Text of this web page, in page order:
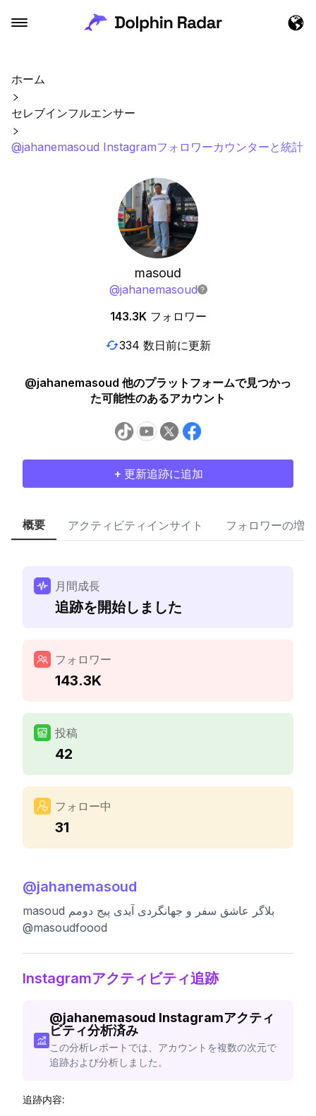
ホーム
セレブインフルエンサー
@jahanemasoud Instagramフォロワーカウンターと統計
masoud
@jahanemasoud
143.3K フォロワー
334 数日前に更新
@jahanemasoud 他のプラットフォームで見つかっ
た可能性のあるアカウント
+ 更新追跡に追加
概要 アクティビティインサイト フォロワーの増加
月間成長
追跡を開始しました
フォロワー
143.3K
投稿
42
フォロー中
31
@jahanemasoud
masoud بلاگر عاشق سفر و جهانگردی آیدی پیج دومم
@masoudfoood
Instagramアクティビティ追跡
@jahanemasoud Instagramアクティ
ビティ分析済み
この分析レポートでは、アカウントを複数の次元で
追跡および分析しました。
追跡内容: